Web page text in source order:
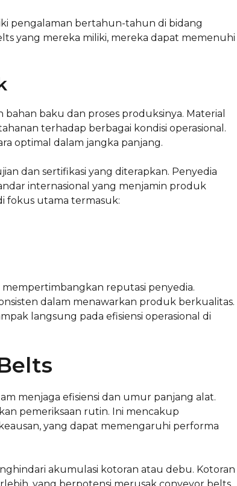
pengalaman bertahun-tahun di bidang
yang mereka miliki, mereka dapat memenuhi
baku dan proses produksinya. Material
terhadap berbagai kondisi operasional.
optimal dalam jangka panjang.
dan sertifikasi yang diterapkan. Penyedia
internasional yang menjamin produk
fokus utama termasuk:
reputasi penyedia.
dalam menawarkan produk berkualitas.
langsung pada efisiensi operasional di
menjaga efisiensi dan umur panjang alat.
pemeriksaan rutin. Ini mencakup
yang dapat memengaruhi performa
akumulasi kotoran atau debu. Kotoran